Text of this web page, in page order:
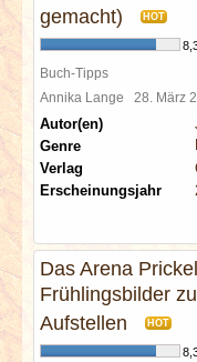
gemacht)
HOT
Buch-Tipps
Annika Lange 28. März
Autor(en)
Genre
Verlag
Erscheinungsjahr
Das Arena
Frühlingsbilder
Aufstellen
HOT